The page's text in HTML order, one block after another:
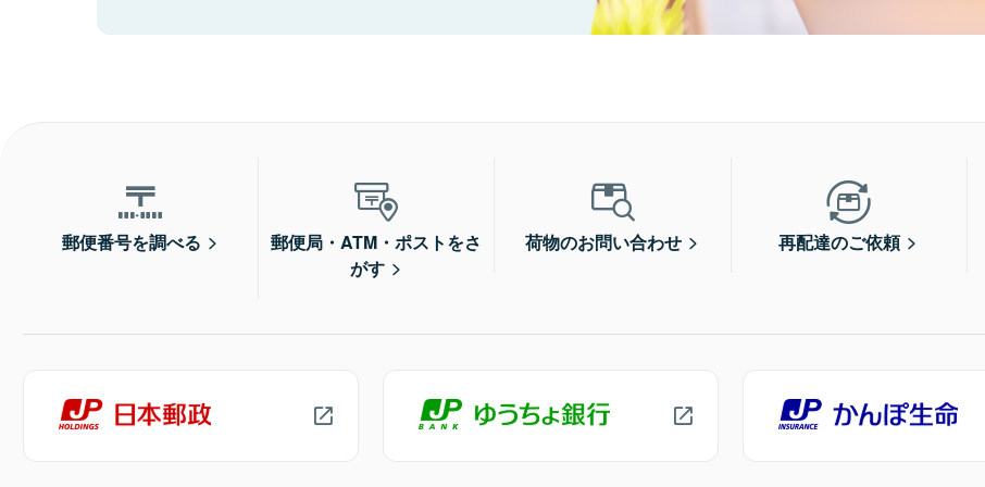
郵便番号を調べる
郵便局・ATM・ポストをさ
がす
荷物のお問い合わせ 再配達のご依頼